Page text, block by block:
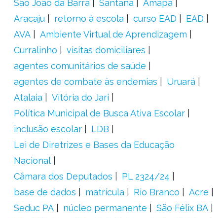
São João da Barra Santana
Amapá
Aracaju
retorno à escola curso EAD
EAD
AVA
Ambiente Virtual de Aprendizagem
Curralinho
visitas domiciliares
agentes comunitários de saúde
agentes de combate às endemias
Uruará
Atalaia
Vitória do Jari
Política Municipal de Busca Ativa Escolar
inclusão escolar
LDB
Lei de Diretrizes e Bases da Educação
Nacional
Câmara dos Deputados
PL 2324/24
base de dados
matrícula Rio Branco
Acre
Seduc PA
núcleo permanente
São Félix BA